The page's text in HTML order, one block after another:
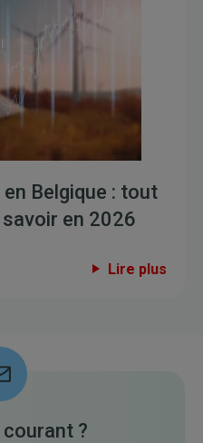
Belgique : tout
en 2026
Lire plus
?